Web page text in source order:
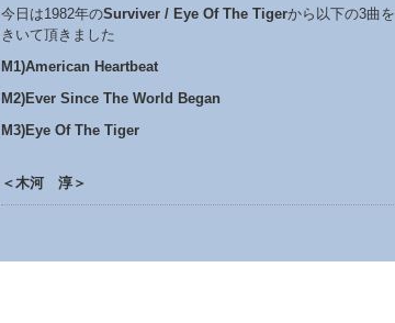
今日は1982年のSurviver / Eye Of The Tigerから以下の3曲を
きいて頂きました
M1)American Heartbeat
M2)Ever Since The World Began
M3)Eye Of The Tiger
＜木河 淳＞